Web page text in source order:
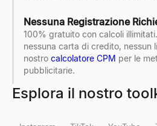
Nessuna Registrazione
100% gratuito con calcoli
nessuna carta di credito, nessun
nostro calcolatore CPM per le
pubblicitarie.
Esplora il nostro